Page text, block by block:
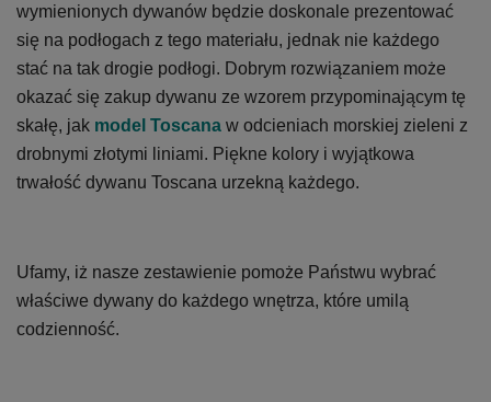
wymienionych dywanów będzie doskonale prezentować
się na podłogach z tego materiału, jednak nie każdego
stać na tak drogie podłogi. Dobrym rozwiązaniem może
okazać się zakup dywanu ze wzorem przypominającym tę
skałę, jak model Toscana w odcieniach morskiej zieleni z
drobnymi złotymi liniami. Piękne kolory i wyjątkowa
trwałość dywanu Toscana urzekną każdego.
Ufamy, iż nasze zestawienie pomoże Państwu wybrać
właściwe dywany do każdego wnętrza, które umilą
codzienność.